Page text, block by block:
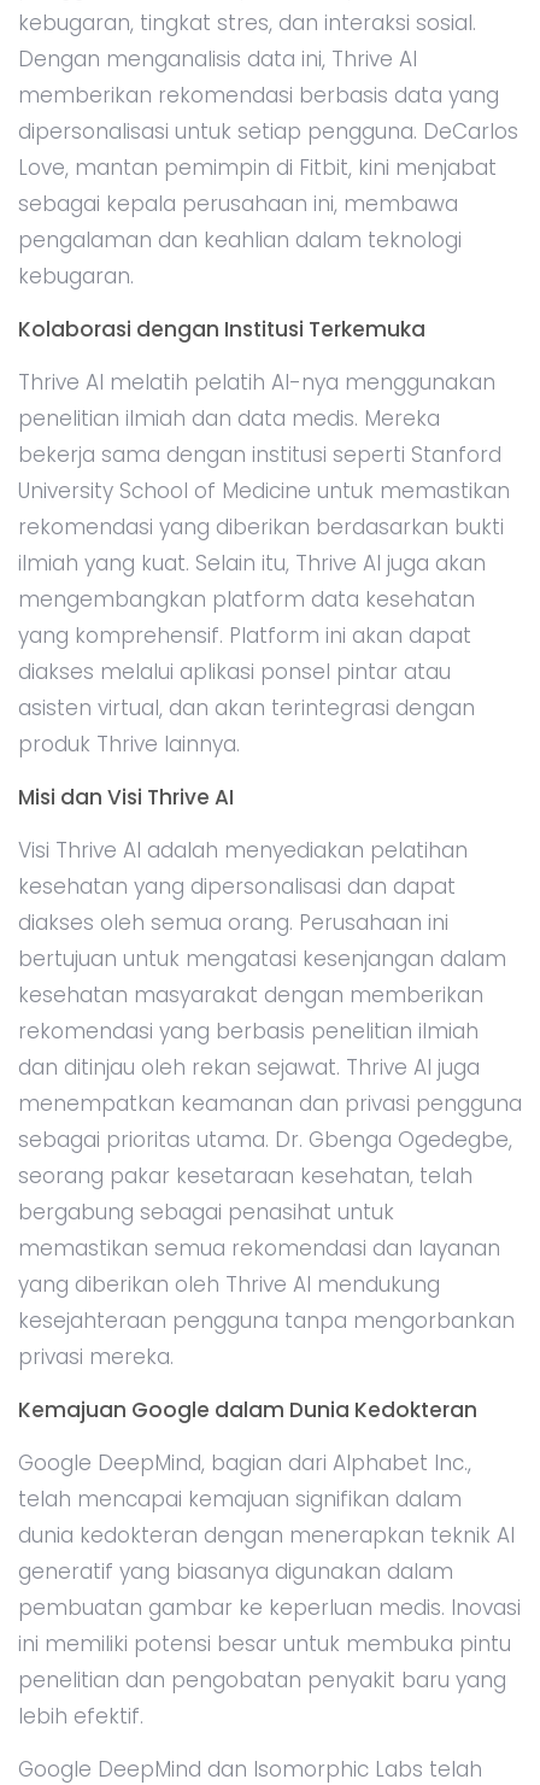
kebugaran, tingkat stres, dan interaksi sosial.
Dengan menganalisis data ini, Thrive AI
memberikan rekomendasi berbasis data yang
dipersonalisasi untuk setiap pengguna. DeCarlos
Love, mantan pemimpin di Fitbit, kini menjabat
sebagai kepala perusahaan ini, membawa
pengalaman dan keahlian dalam teknologi
kebugaran.
Kolaborasi dengan Institusi Terkemuka
Thrive AI melatih pelatih AI-nya menggunakan
penelitian ilmiah dan data medis. Mereka
bekerja sama dengan institusi seperti Stanford
University School of Medicine untuk memastikan
rekomendasi yang diberikan berdasarkan bukti
ilmiah yang kuat. Selain itu, Thrive AI juga akan
mengembangkan platform data kesehatan
yang komprehensif. Platform ini akan dapat
diakses melalui aplikasi ponsel pintar atau
asisten virtual, dan akan terintegrasi dengan
produk Thrive lainnya.
Misi dan Visi Thrive AI
Visi Thrive AI adalah menyediakan pelatihan
kesehatan yang dipersonalisasi dan dapat
diakses oleh semua orang. Perusahaan ini
bertujuan untuk mengatasi kesenjangan dalam
kesehatan masyarakat dengan memberikan
rekomendasi yang berbasis penelitian ilmiah
dan ditinjau oleh rekan sejawat. Thrive AI juga
menempatkan keamanan dan privasi pengguna
sebagai prioritas utama. Dr. Gbenga Ogedegbe,
seorang pakar kesetaraan kesehatan, telah
bergabung sebagai penasihat untuk
memastikan semua rekomendasi dan layanan
yang diberikan oleh Thrive AI mendukung
kesejahteraan pengguna tanpa mengorbankan
privasi mereka.
Kemajuan Google dalam Dunia Kedokteran
Google DeepMind, bagian dari Alphabet Inc.,
telah mencapai kemajuan signifikan dalam
dunia kedokteran dengan menerapkan teknik AI
generatif yang biasanya digunakan dalam
pembuatan gambar ke keperluan medis. Inovasi
ini memiliki potensi besar untuk membuka pintu
penelitian dan pengobatan penyakit baru yang
lebih efektif.
Google DeepMind dan Isomorphic Labs telah